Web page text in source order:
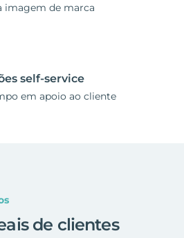
imagem de marca
self-service
em apoio ao cliente
de clientes